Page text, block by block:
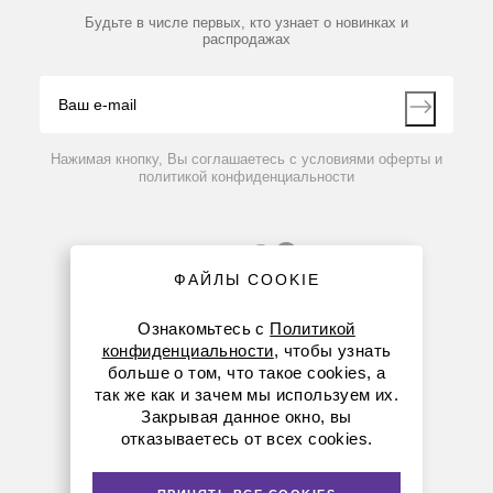
Принтер матричный SF40A
Производители
Партнеры
Контакты
Будьте в числе первых, кто узнает о новинках и
распродажах
Нажимая кнопку, Вы соглашаетесь с условиями оферты и
политикой конфиденциальности
8 (800) 234-05-08
+7 (923) 158-67-53
ФАЙЛЫ COOKIE
Ознакомьтесь с Политикой
конфиденциальности, чтобы узнать
больше о том, что такое cookies, а
так же как и зачем мы используем их.
Закрывая данное окно, вы
отказываетесь от всех cookies.